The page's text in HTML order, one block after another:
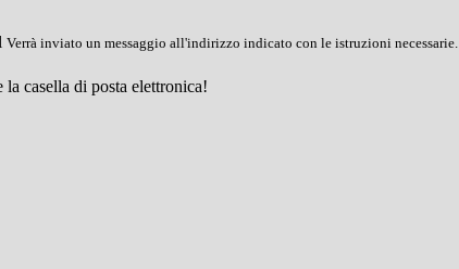
Verrà inviato un messaggio all'indirizzo indicato con le istruzioni necessarie.
casella di posta elettronica!